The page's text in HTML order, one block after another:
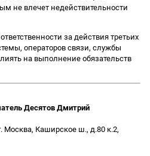
не влечет недействительности
за действия третьих
операторов связи, службы
на выполнение обязательств
Десятов Дмитрий
Москва, Каширское ш., д.80 к.2,